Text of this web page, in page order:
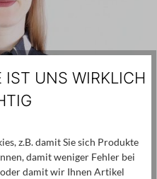
IST UNS WIRKLICH
z.B. damit Sie sich Produkte
damit weniger Fehler bei
damit wir Ihnen Artikel